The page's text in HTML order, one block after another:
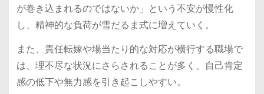
が巻き込まれるのではないか」という不安が慢性化
し、精神的な負荷が雪だるま式に増えていく。
また、責任転嫁や場当たり的な対応が横行する職場で
は、理不尽な状況にさらされることが多く、自己肯定
感の低下や無力感を引き起こしやすい。